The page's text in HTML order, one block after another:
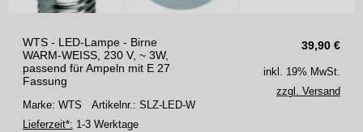
39,90 €
WTS - LED-Lampe - Birne
WARM-WEISS, 230 V, ~ 3W,
passend für Ampeln mit E 27
Fassung
Marke: WTS Artikelnr.: SLZ-LED-W
Lieferzeit*: 1-3 Werktage
inkl. 19% MwSt.
zzgl. Versand